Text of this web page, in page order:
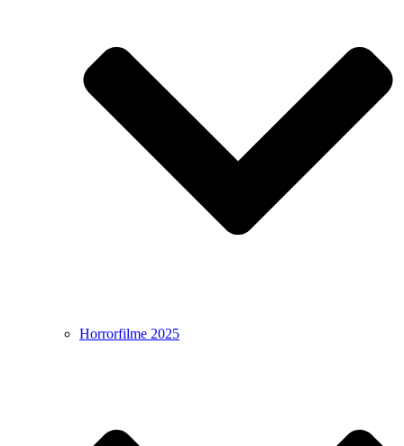
Horrorfilme 2025